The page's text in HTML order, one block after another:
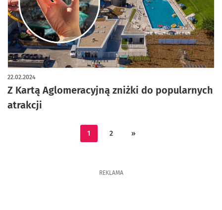
Z Kartą Aglomeracyjną zniżki do popularnych
atrakcji
22.02.2024
1 2 »
REKLAMA